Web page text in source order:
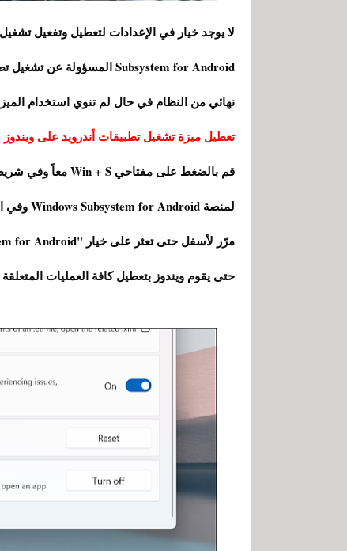
نهائي من النظام في حال لم تنوي استخدام
تعطيل ميزة تشغيل تطبيقات أندرويد على ويندوز 11 بشكل مؤقت
حتى يقوم ويندوز بتعطيل كافة العمليات المتعلقة